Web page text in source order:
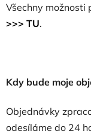
Všechny
>>> TU.
Kdy bude moje
Objednávky
odesíláme do 24